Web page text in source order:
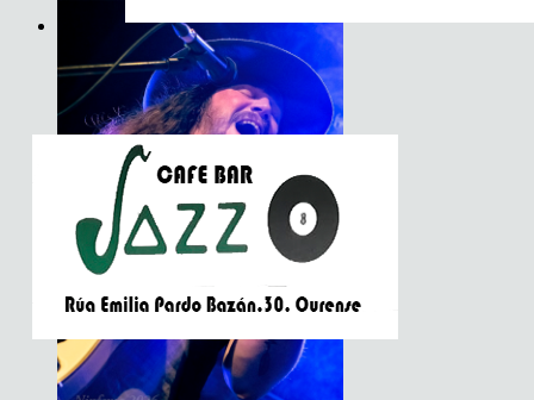
Son do Camiño